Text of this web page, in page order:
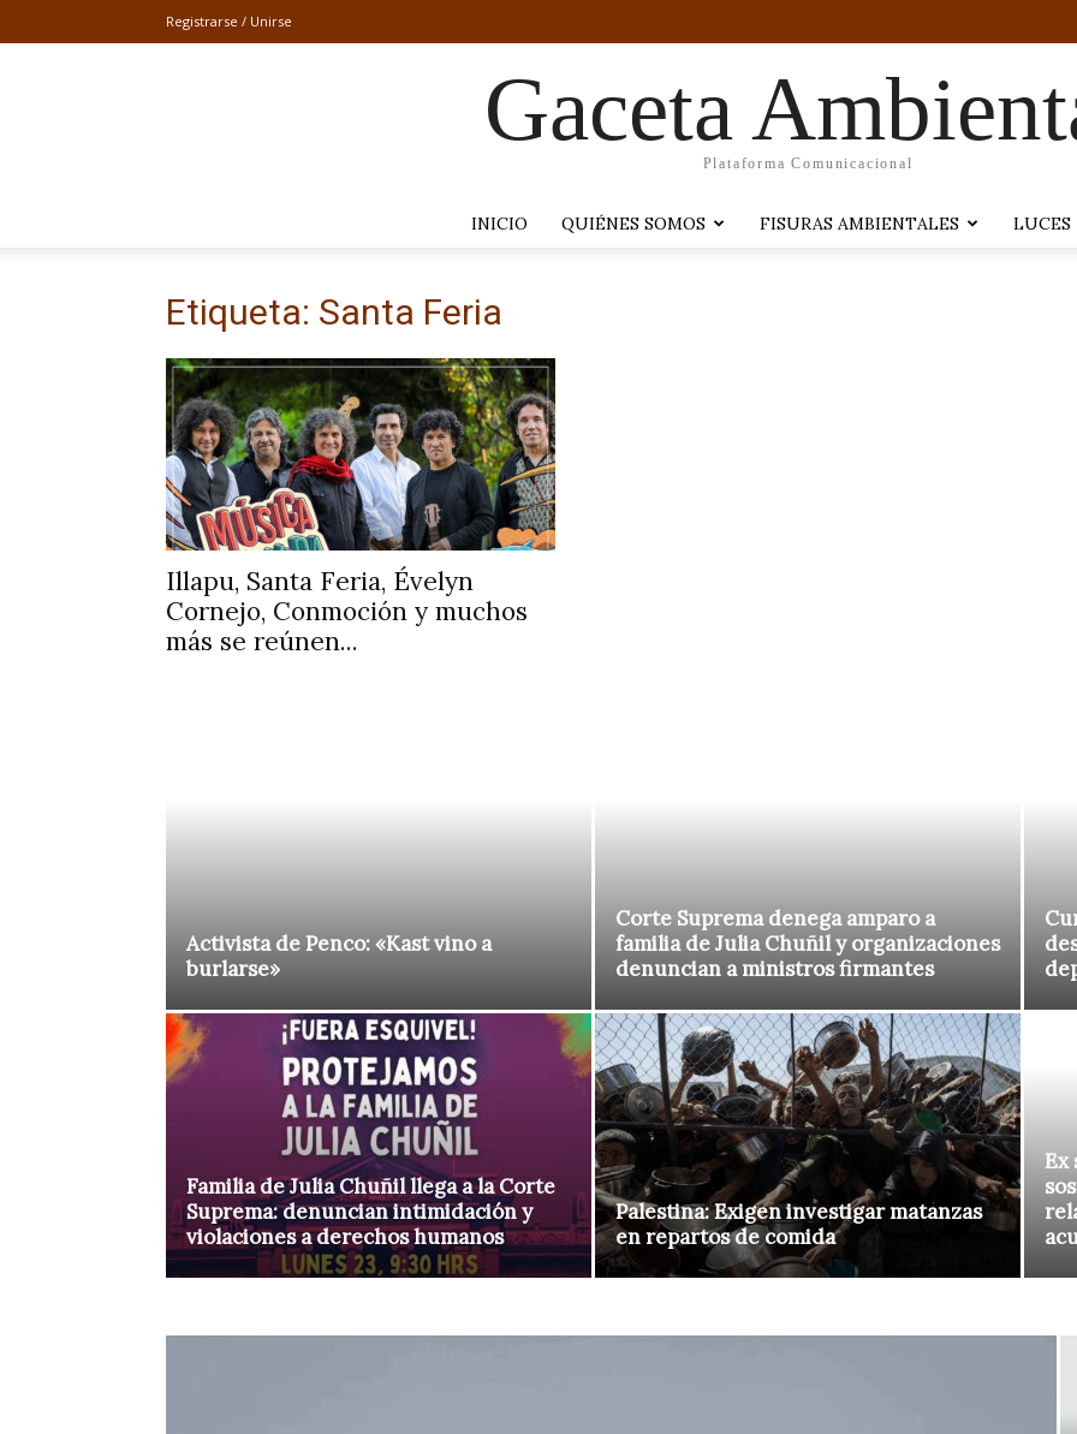
Registrarse / Unirse
Gaceta
Plataforma Comunicacional
INICIO QUIÉNES SOMOS FISURAS AMBIENTALES LUCES
Etiqueta: Santa Feria
Illapu, Santa Feria, Évelyn
Cornejo, Conmoción y muchos
más se reúnen...
Activista de Penco: «Kast vino a
burlarse»
Corte Suprema denega amparo a
familia de Julia Chuñil y organizaciones
denuncian a ministros firmantes
Familia de Julia Chuñil llega a la Corte
Suprema: denuncian intimidación y
violaciones a derechos humanos
Palestina: Exigen investigar matanzas
en repartos de comida
Ex